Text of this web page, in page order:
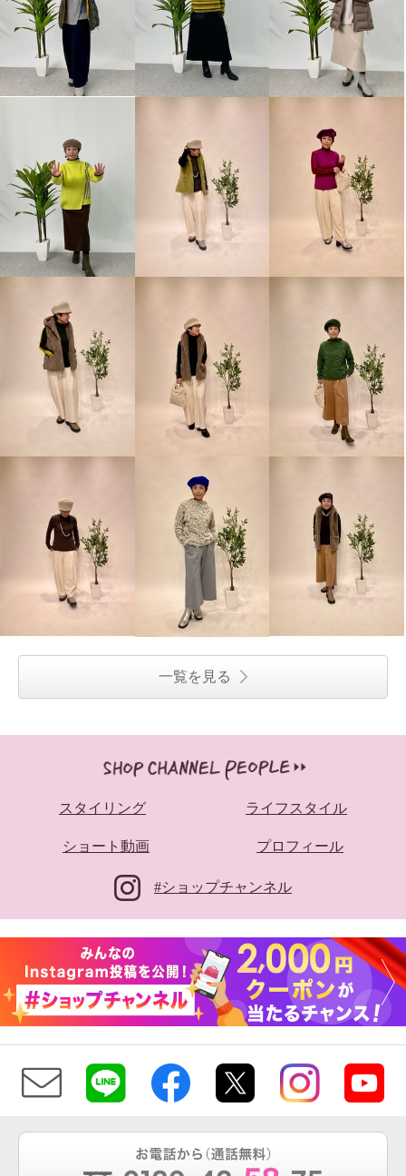
クリン ヨシキ マルチカラーボ
¥0
クリン ヨシキ コスミカルウォ
¥0
一覧を見る
スタイリング ライフスタイル
ショート動画 プロフィール
#ショップチャンネル